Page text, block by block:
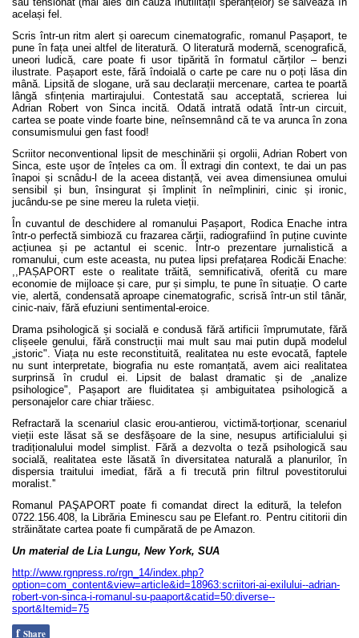
același fel.
Scris într-un ritm alert și oarecum cinematografic, romanul Pașaport, te
pune în fața unei altfel de literatură. O literatură modernă, scenografică,
uneori ludică, care poate fi usor tipărită în formatul cărților – benzi
ilustrate. Pașaport este, fără îndoială o carte pe care nu o poți lăsa din
mână. Lipsită de slogane, ură sau declarații mercenare, cartea te poartă
lângă sfințenia martirajului. Contestată sau acceptată, scrierea lui
Adrian Robert von Sinca incită. Odată intrată odată într-un circuit,
cartea se poate vinde foarte bine, neînsemnând că te va arunca în zona
consumismului gen fast food!
Scriitor neconventional lipsit de meschinării și orgolii, Adrian Robert von
Sinca, este ușor de înțeles ca om. Îl extragi din context, te dai un pas
înapoi și scnâdu-l de la aceea distanță, vei avea dimensiunea omului
sensibil și bun, însingurat și împlinit în neîmpliniri, cinic și ironic,
jucându-se pe sine mereu la ruleta vieții.
În cuvantul de deschidere al romanului Pașaport, Rodica Enache intra
într-o perfectă simbioză cu frazarea cărții, radiografiind în puține cuvinte
acțiunea și pe actantul ei scenic. Într-o prezentare jurnalistică a
romanului, cum este aceasta, nu putea lipsi prefațarea Rodicăi Enache:
,,PAȘAPORT este o realitate trăită, semnificativă, oferită cu mare
economie de mijloace și care, pur și simplu, te pune în situație. O carte
vie, alertă, condensată aproape cinematografic, scrisă într-un stil tânăr,
cinic-naiv, fără efuziuni sentimental-eroice.
Drama psihologică și socială e condusă fără artificii împrumutate, fără
clișeele genului, fără construcții mai mult sau mai putin după modelul
„istoric". Viața nu este reconstituită, realitatea nu este evocată, faptele
nu sunt interpretate, biografia nu este romanțată, avem aici realitatea
surprinsă în crudul ei. Lipsit de balast dramatic și de „analize
psihologice", Pașaport are fluiditatea și ambiguitatea psihologică a
personajelor care chiar trăiesc.
Refractară la scenariul clasic erou-antierou, victimă-torționar, scenariul
vieții este lăsat să se desfășoare de la sine, nesupus artificialului și
tradiționalului model simplist. Fără a dezvolta o teză psihologică sau
socială, realitatea este lăsată în diversitatea naturală a planurilor, în
dispersia traitului imediat, fără a fi trecută prin filtrul povestitorului
moralist.''
Romanul PAŞAPORT poate fi comandat direct la editură, la telefon
0722.156.408 , la Librăria Eminescu sau pe Elefant.ro. Pentru cititorii din
străinătate cartea poate fi cumpărată de pe Amazon.
Un material de Lia Lungu, New York, SUA
http://www.rgnpress.ro/rgn_14/index.php?
option=com_content&view=article&id=18963:scriitori-ai-exilului--adrian-
robert-von-sinca-i-romanul-su-paaport&catid=50:diverse--
sport&Itemid=75
f Share